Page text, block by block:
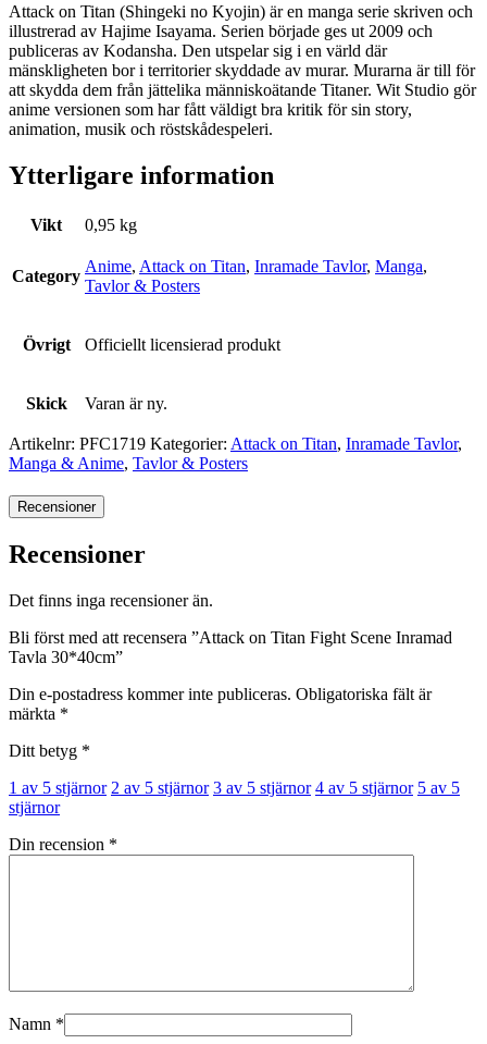
Attack on Titan (Shingeki no Kyojin) är en manga serie skriven och
illustrerad av Hajime Isayama. Serien började ges ut 2009 och
publiceras av Kodansha. Den utspelar sig i en värld där
mänskligheten bor i territorier skyddade av murar. Murarna är till för
att skydda dem från jättelika människoätande Titaner. Wit Studio gör
anime versionen som har fått väldigt bra kritik för sin story,
animation, musik och röstskådespeleri.
Ytterligare information
Vikt 0,95 kg
Category
Anime, Attack on Titan, Inramade Tavlor, Manga,
Tavlor & Posters
Övrigt Officiellt licensierad produkt
Skick Varan är ny.
Artikelnr: PFC1719 Kategorier: Attack on Titan, Inramade Tavlor,
Manga & Anime, Tavlor & Posters
Recensioner
Recensioner
Det finns inga recensioner än.
Bli först med att recensera ”Attack on Titan Fight Scene Inramad
Tavla 30*40cm”
Din e-postadress kommer inte publiceras. Obligatoriska fält är
märkta *
Ditt betyg *
1 av 5 stjärnor 2 av 5 stjärnor 3 av 5 stjärnor 4 av 5 stjärnor 5 av 5
stjärnor
Din recension *
Namn *